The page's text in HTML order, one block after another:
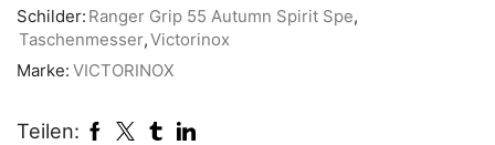
Schilder: Ranger Grip 55 Autumn Spirit Spe,
Taschenmesser,Victorinox
Marke: VICTORINOX
Teilen: